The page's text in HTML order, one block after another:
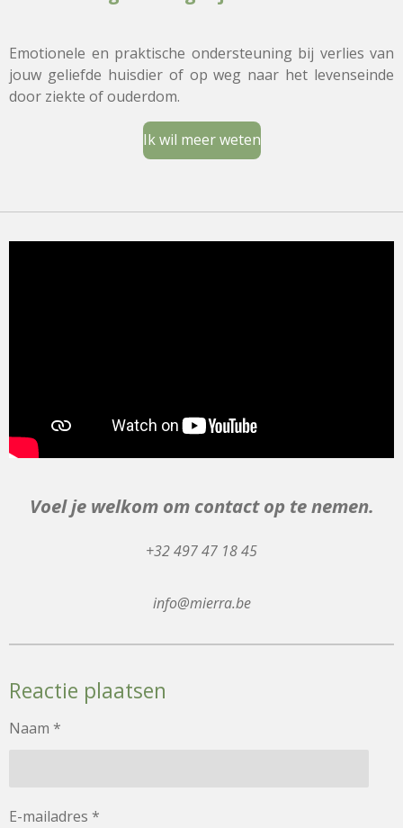
Emotionele en praktische ondersteuning bij verlies van
jouw geliefde huisdier of op weg naar het levenseinde
door ziekte of ouderdom.
Ik wil meer weten
Voel je welkom om contact op te nemen.
+32 497 47 18 45
info@mierra.be
Reactie plaatsen
Naam *
E-mailadres *